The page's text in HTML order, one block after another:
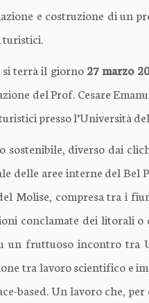
e costruzione di un
turistici.
si terrà il giorno 27 marzo
del Prof. Cesare
presso l’Università
sostenibile, diverso dai
delle aree interne del Bel
Molise, compresa tra i
conclamate dei litorali
un fruttuoso incontro tra
tra lavoro scientifico e
based. Un lavoro che,